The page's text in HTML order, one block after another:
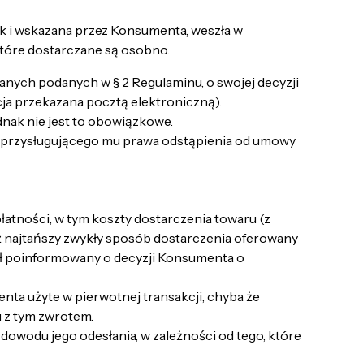
przez Konsumenta, weszła w
dostarczane są osobno.
podanych w § 2 Regulaminu, o swojej decyzji
przekazana pocztą elektroniczną).
nie jest to obowiązkowe.
mu prawa odstąpienia od umowy
w tym koszty dostarczenia towaru (z
zwykły sposób dostarczenia oferowany
poinformowany o decyzji Konsumenta o
użyte w pierwotnej transakcji, chyba że
tym zwrotem.
jego odesłania, w zależności od tego, które